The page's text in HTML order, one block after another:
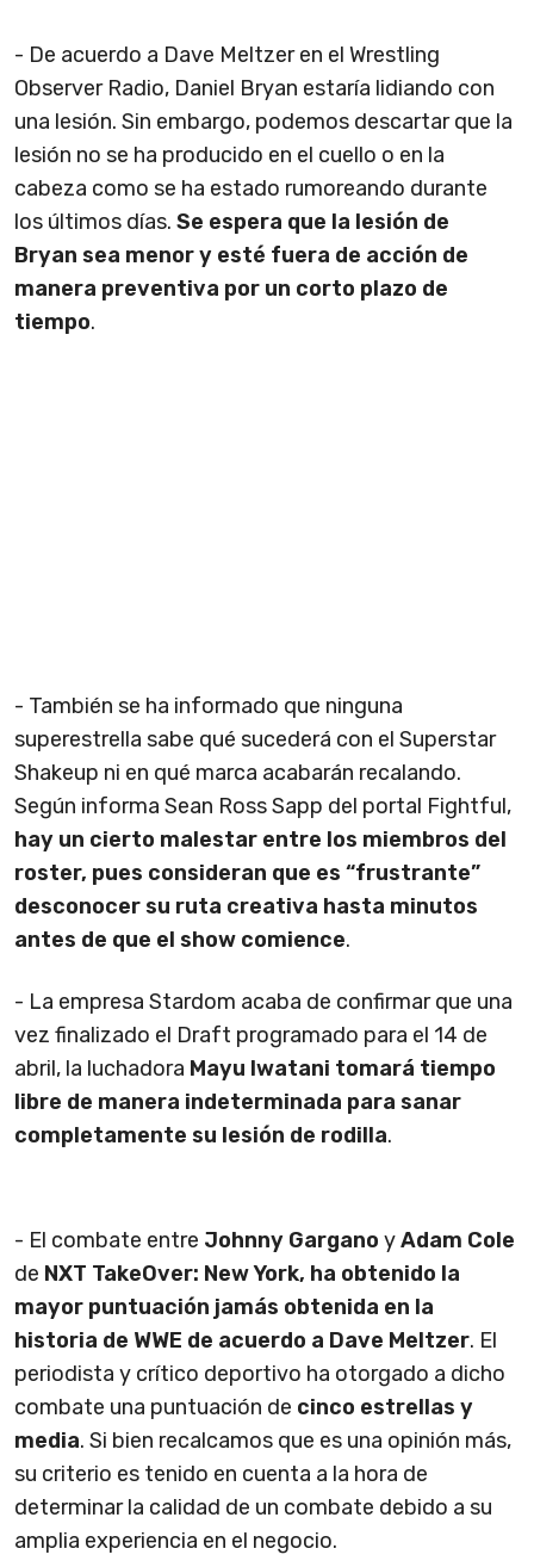
- De acuerdo a Dave Meltzer en el Wrestling
Observer Radio, Daniel Bryan estaría lidiando con
una lesión. Sin embargo, podemos descartar que la
lesión no se ha producido en el cuello o en la
cabeza como se ha estado rumoreando durante
los últimos días. Se espera que la lesión de
Bryan sea menor y esté fuera de acción de
manera preventiva por un corto plazo de
tiempo.
- También se ha informado que ninguna
superestrella sabe qué sucederá con el Superstar
Shakeup ni en qué marca acabarán recalando.
Según informa Sean Ross Sapp del portal Fightful,
hay un cierto malestar entre los miembros del
roster, pues consideran que es “frustrante”
desconocer su ruta creativa hasta minutos
antes de que el show comience.
- La empresa Stardom acaba de confirmar que una
vez finalizado el Draft programado para el 14 de
abril, la luchadora Mayu Iwatani tomará tiempo
libre de manera indeterminada para sanar
completamente su lesión de rodilla.
- El combate entre Johnny Gargano yAdam Cole
de NXT TakeOver: New York, ha obtenido la
mayor puntuación jamás obtenida en la
historia de WWE de acuerdo a Dave Meltzer. El
periodista y crítico deportivo ha otorgado a dicho
combate una puntuación de cinco estrellas y
media. Si bien recalcamos que es una opinión más,
su criterio es tenido en cuenta a la hora de
determinar la calidad de un combate debido a su
amplia experiencia en el negocio.